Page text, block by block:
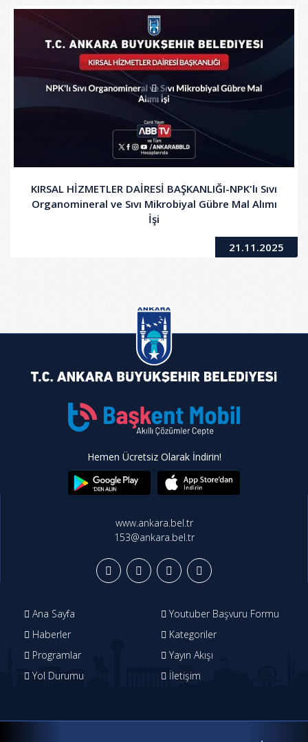
KIRSAL HİZMETLER DAİRESİ BAŞKANLIĞI-NPK'lı Sıvı
Organomineral ve Sıvı Mikrobiyal Gübre Mal Alımı
İşi
21.11.2025
Hemen Ücretsiz Olarak İndirin!
www.ankara.bel.tr
153@ankara.bel.tr
Ana Sayfa
Youtuber Başvuru Formu
Haberler
Kategoriler
Programlar
Yayın Akışı
Yol Durumu
İletişim